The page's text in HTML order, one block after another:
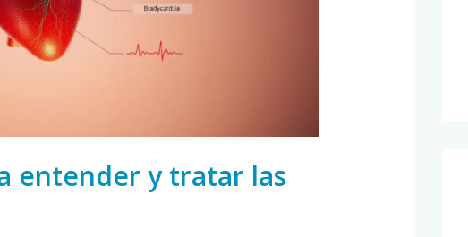
entender y tratar las